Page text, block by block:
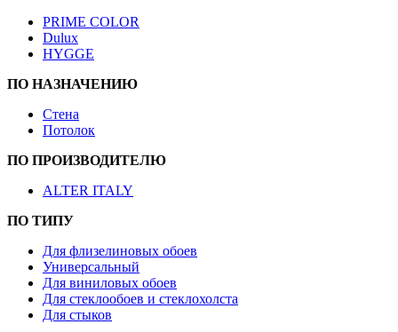
PRIME COLOR
Dulux
HYGGE
ПО НАЗНАЧЕНИЮ
Стена
Потолок
ПО ПРОИЗВОДИТЕЛЮ
ALTER ITALY
ПО ТИПУ
Для флизелиновых обоев
Универсальный
Для виниловых обоев
Для стеклообоев и стеклохолста
Для стыков